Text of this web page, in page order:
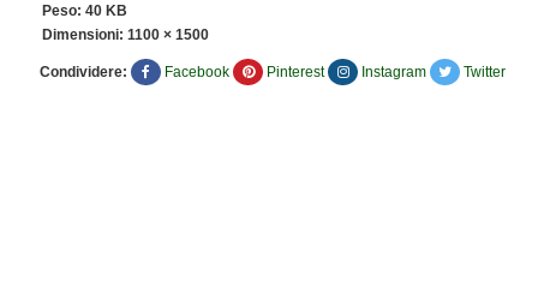
Peso: 40 KB
Dimensioni: 1100 × 1500
Condividere: Facebook Pinterest Instagram Twitter